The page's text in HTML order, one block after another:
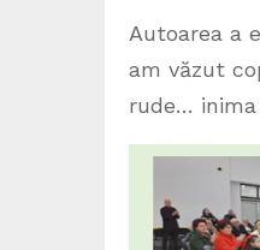
Autoarea a
am văzut
rude…